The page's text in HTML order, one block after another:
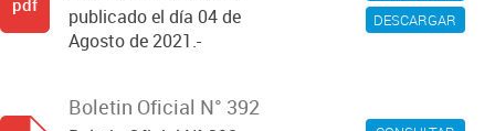
DESCARGAR
publicado el día 04 de
Agosto de 2021.-
pdf
Boletin Oficial N° 392